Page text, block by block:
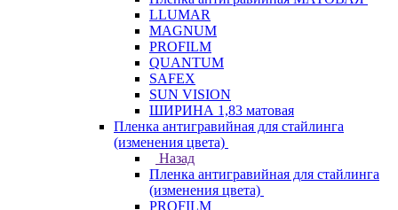
LLUMAR
MAGNUM
PROFILM
QUANTUM
SAFEX
SUN VISION
ШИРИНА 1,83 матовая
Пленка антигравийная для стайлинга
(изменения цвета)
Назад
Пленка антигравийная для стайлинга
(изменения цвета)
PROFILM